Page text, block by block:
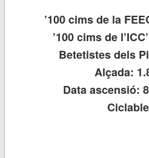
’100 cims de la
’100 cims de
Betetistes dels
Alçada:
Data ascensió: